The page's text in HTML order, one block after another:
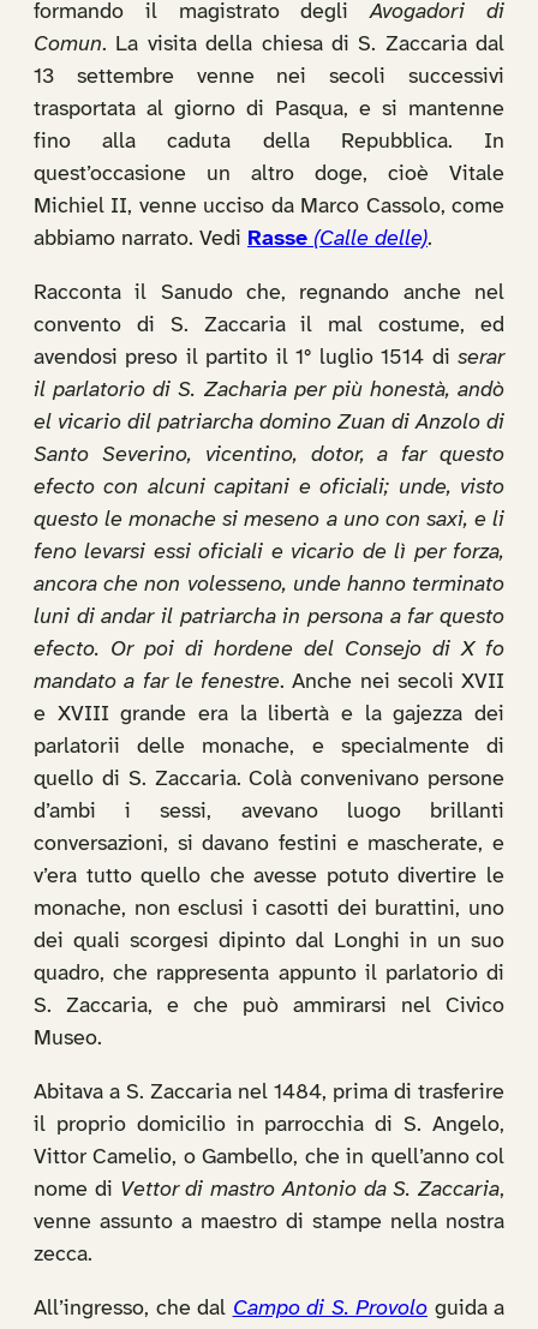
formando il magistrato degliAvogadori di
Comun. La visita della chiesa di S. Zaccaria dal
13 settembre venne nei secoli successivi
trasportata al giorno di Pasqua, e si mantenne
fino alla caduta della Repubblica. In
quest’occasione un altro doge, cioè Vitale
Michiel II, venne ucciso da Marco Cassolo, come
abbiamo narrato. Vedi Rasse (Calle delle).
Racconta il Sanudo che, regnando anche nel
convento di S. Zaccaria il mal costume, ed
avendosi preso il partito il 1° luglio 1514 di serar
il parlatorio di S. Zacharia per più honestà, andò
el vicario dil patriarcha domino Zuan di Anzolo di
Santo Severino, vicentino, dotor, a far questo
efecto con alcuni capitani e oficiali; unde, visto
questo le monache si meseno a uno con saxi, e li
feno levarsi essi oficiali e vicario de lì per forza,
ancora che non volesseno, unde hanno terminato
luni di andar il patriarcha in persona a far questo
efecto. Or poi di hordene del Consejo di X fo
mandato a far le fenestre. Anche nei secoli XVII
e XVIII grande era la libertà e la gajezza dei
parlatorii delle monache, e specialmente di
quello di S. Zaccaria. Colà convenivano persone
d’ambi i sessi, avevano luogo brillanti
conversazioni, si davano festini e mascherate, e
v’era tutto quello che avesse potuto divertire le
monache, non esclusi i casotti dei burattini, uno
dei quali scorgesi dipinto dal Longhi in un suo
quadro, che rappresenta appunto il parlatorio di
S. Zaccaria, e che può ammirarsi nel Civico
Museo.
Abitava a S. Zaccaria nel 1484, prima di trasferire
il proprio domicilio in parrocchia di S. Angelo,
Vittor Camelio, o Gambello, che in quell’anno col
nome di Vettor di mastro Antonio da S. Zaccaria,
venne assunto a maestro di stampe nella nostra
zecca.
All’ingresso, che dal Campo di S. Provolo guida a